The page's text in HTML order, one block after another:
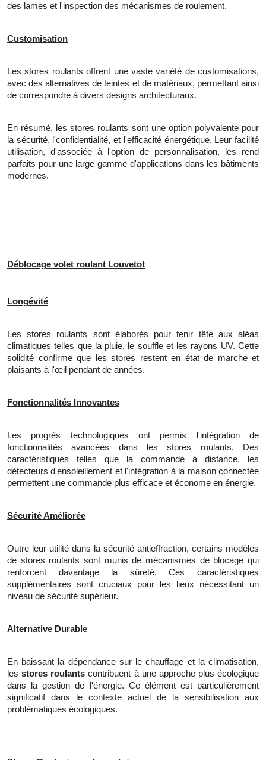
des lames et l'inspection des mécanismes de roulement.
Customisation
Les stores roulants offrent une vaste variété de customisations,
avec des alternatives de teintes et de matériaux, permettant ainsi
de correspondre à divers designs architecturaux.
En résumé, les stores roulants sont une option polyvalente pour
la sécurité, l'confidentialité, et l'efficacité énergétique. Leur facilité
utilisation, d'associée à l'option de personnalisation, les rend
parfaits pour une large gamme d'applications dans les bâtiments
modernes.
Déblocage volet roulant Louvetot
Longévité
Les stores roulants sont élaborés pour tenir tête aux aléas
climatiques telles que la pluie, le souffle et les rayons UV. Cette
solidité confirme que les stores restent en état de marche et
plaisants à l'œil pendant de années.
Fonctionnalités Innovantes
Les progrès technologiques ont permis l'intégration de
fonctionnalités avancées dans les stores roulants. Des
caractéristiques telles que la commande à distance, les
détecteurs d'ensoleillement et l'intégration à la maison connectée
permettent une commande plus efficace et économe en énergie.
Sécurité Améliorée
Outre leur utilité dans la sécurité antieffraction, certains modèles
de stores roulants sont munis de mécanismes de blocage qui
renforcent davantage la sûreté. Ces caractéristiques
supplémentaires sont cruciaux pour les lieux nécessitant un
niveau de sécurité supérieur.
Alternative Durable
En baissant la dépendance sur le chauffage et la climatisation,
lesstores roulants contribuent à une approche plus écologique
dans la gestion de l'énergie. Ce élément est particulièrement
significatif dans le contexte actuel de la sensibilisation aux
problématiques écologiques.